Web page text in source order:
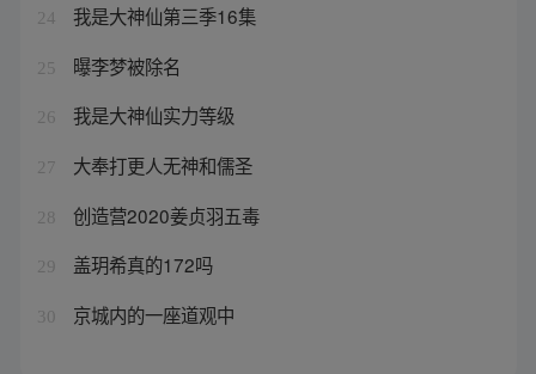
24 我是大神仙第三季16集
25 曝李梦被除名
26 我是大神仙实力等级
27 大奉打更人无神和儒圣
28 创造营2020姜贞羽五毒
29 盖玥希真的172吗
30 京城内的一座道观中